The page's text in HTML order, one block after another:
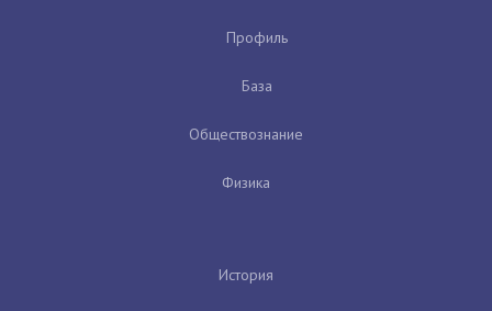
Профиль
База
Обществознание
Физика
История